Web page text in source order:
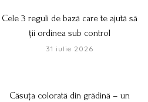
Cele 3 reguli de bază care te ajută să
ții ordinea sub control
31 iulie 2026
Căsuța colorată din grădină – un